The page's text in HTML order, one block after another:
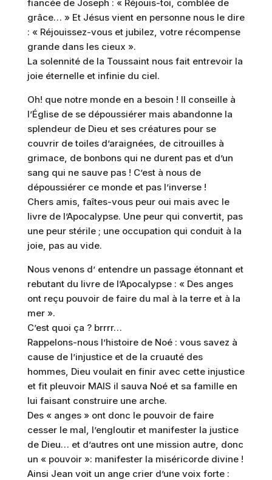
fiancée de Joseph : « Réjouis-toi, comblée de
grâce… » Et Jésus vient en personne nous le dire
: « Réjouissez-vous et jubilez, votre récompense
grande dans les cieux ».
La solennité de la Toussaint nous fait entrevoir la
joie éternelle et infinie du ciel.
Oh! que notre monde en a besoin ! Il conseille à
l’Église de se dépoussiérer mais abandonne la
splendeur de Dieu et ses créatures pour se
couvrir de toiles d’araignées, de citrouilles à
grimace, de bonbons qui ne durent pas et d’un
sang qui ne sauve pas ! C’est à nous de
dépoussiérer ce monde et pas l’inverse !
Chers amis, faîtes-vous peur oui mais avec le
livre de l’Apocalypse. Une peur qui convertit, pas
une peur stérile ; une occupation qui conduit à la
joie, pas au vide.
Nous venons d’ entendre un passage étonnant et
rebutant du livre de l’Apocalypse : « Des anges
ont reçu pouvoir de faire du mal à la terre et à la
mer ».
C’est quoi ça ? brrrr…
Rappelons-nous l’histoire de Noé : vous savez à
cause de l’injustice et de la cruauté des
hommes, Dieu voulait en finir avec cette injustice
et fit pleuvoir MAIS il sauva Noé et sa famille en
lui faisant construire une arche.
Des « anges » ont donc le pouvoir de faire
cesser le mal, l’engloutir et manifester la justice
de Dieu… et d’autres ont une mission autre, donc
un « pouvoir »: manifester la miséricorde divine !
Ainsi Jean voit un ange crier d’une voix forte :